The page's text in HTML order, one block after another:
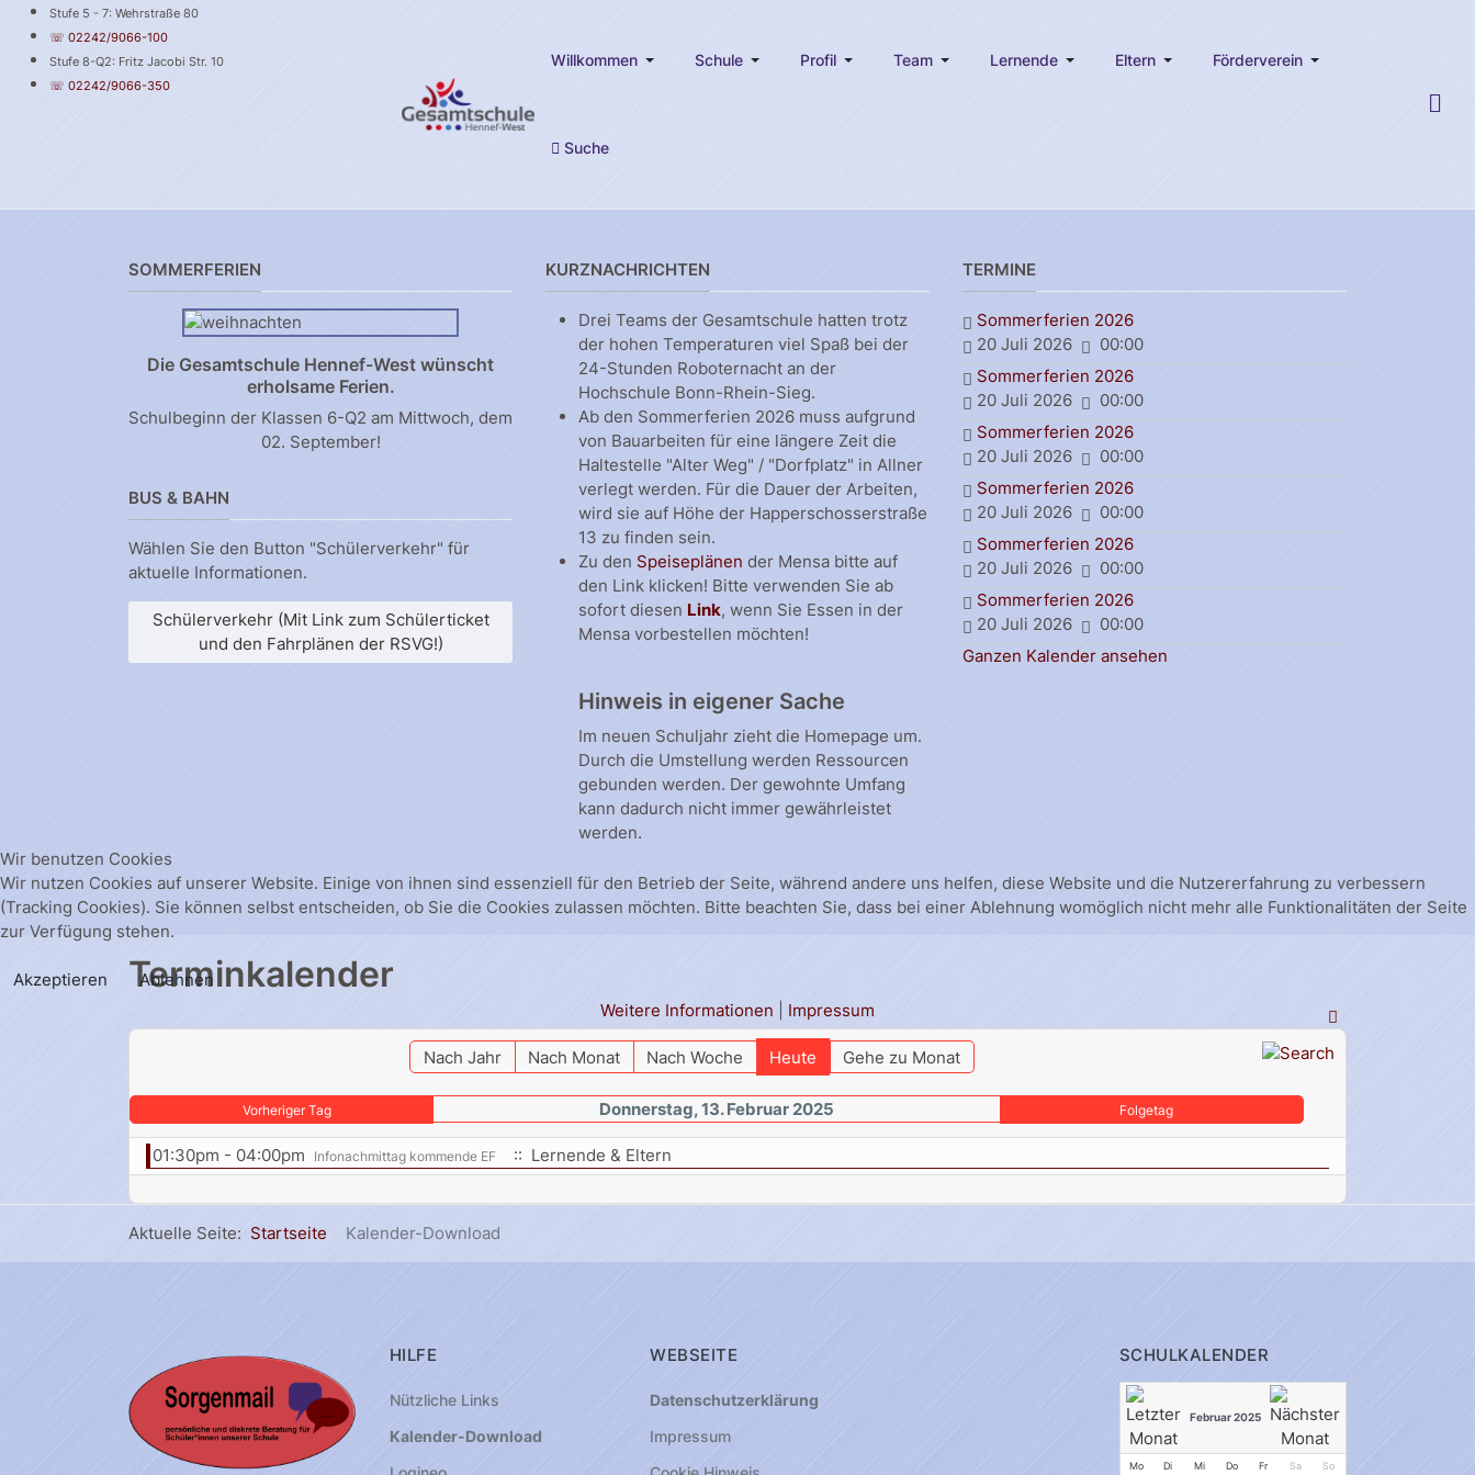
Stufe 5 - 7: Wehrstraße 80
☏ 02242/9066-100
Stufe 8-Q2: Fritz Jacobi Str. 10
☏ 02242/9066-350
Willkommen Schule Profil Team Lernende Eltern Förderverein
Suche
SOMMERFERIEN
Die Gesamtschule Hennef-West wünscht
erholsame Ferien.
Schulbeginn der Klassen 6-Q2 am Mittwoch, dem
02. September!
BUS & BAHN
Wählen Sie den Button "Schülerverkehr" für
aktuelle Informationen.
Schülerverkehr (Mit Link zum Schülerticket
und den Fahrplänen der RSVG!)
KURZNACHRICHTEN
Drei Teams der Gesamtschule hatten trotz
der hohen Temperaturen viel Spaß bei der
24-Stunden Roboternacht an der
Hochschule Bonn-Rhein-Sieg.
Ab den Sommerferien 2026 muss aufgrund
von Bauarbeiten für eine längere Zeit die
Haltestelle "Alter Weg" / "Dorfplatz" in Allner
verlegt werden. Für die Dauer der Arbeiten,
wird sie auf Höhe der Happerschosserstraße
13 zu finden sein.
Zu den Speiseplänen der Mensa bitte auf
den Link klicken! Bitte verwenden Sie ab
sofort diesen Link, wenn Sie Essen in der
Mensa vorbestellen möchten!
Hinweis in eigener Sache
Im neuen Schuljahr zieht die Homepage um.
Durch die Umstellung werden Ressourcen
gebunden werden. Der gewohnte Umfang
kann dadurch nicht immer gewährleistet
werden.
TERMINE
Sommerferien 2026
20 Juli 2026
00:00
Sommerferien 2026
20 Juli 2026
00:00
Sommerferien 2026
20 Juli 2026
00:00
Sommerferien 2026
20 Juli 2026
00:00
Sommerferien 2026
20 Juli 2026
00:00
Sommerferien 2026
20 Juli 2026
00:00
Ganzen Kalender ansehen
Terminkalender
Nach Jahr Nach Monat Nach Woche Heute Gehe zu Monat
Vorheriger Tag Donnerstag, 13. Februar 2025 Folgetag
01:30pm - 04:00pm Infonachmittag kommende EF :: Lernende & Eltern
Aktuelle Seite: Startseite Kalender-Download
HILFE
Nützliche Links
Kalender-Download
WEBSEITE
Datenschutzerklärung
Impressum
SCHULKALENDER
Februar 2025
Mo Di Mi Do Fr Sa So
Wir benutzen Cookies
Wir nutzen Cookies auf unserer Website. Einige von ihnen sind essenziell für den Betrieb der Seite, während andere uns helfen, diese Website und die Nutzererfahrung zu verbessern
(Tracking Cookies). Sie können selbst entscheiden, ob Sie die Cookies zulassen möchten. Bitte beachten Sie, dass bei einer Ablehnung womöglich nicht mehr alle Funktionalitäten der Seite
zur Verfügung stehen.
Akzeptieren
Ablehnen
Weitere Informationen
Impressum